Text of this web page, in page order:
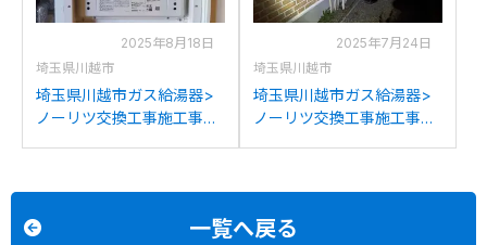
2025年8月18日
埼玉県川越市
埼玉県川越市ガス給湯器>
ノーリツ交換工事施工事
2025年7月24日
埼玉県川越市
埼玉県川越市ガス給湯器>
ノーリツ交換工事施工事
一覧へ戻る